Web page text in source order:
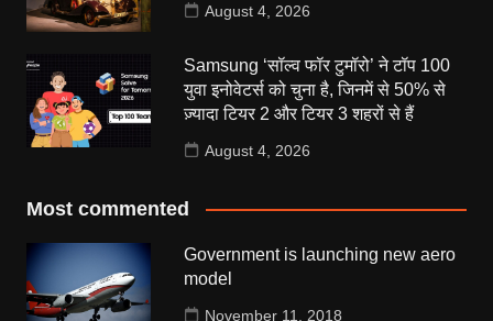
August 4, 2026
Samsung ‘सॉल्व फॉर टुमॉरो’ ने टॉप 100
युवा इनोवेटर्स को चुना है, जिनमें से 50% से
ज़्यादा टियर 2 और टियर 3 शहरों से हैं
August 4, 2026
Most commented
Government is launching new aero
model
November 11, 2018